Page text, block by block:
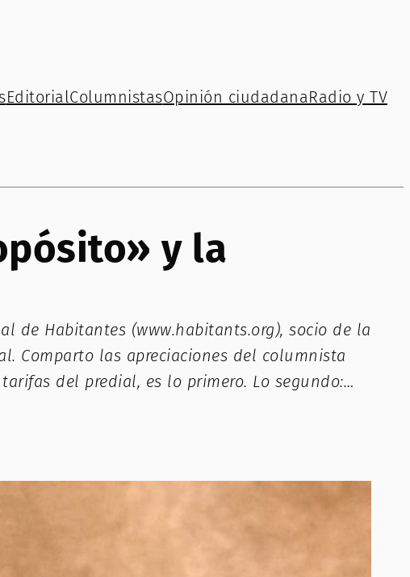
EditorialColumnistasOpinión ciudadanaRadio y TV
y la
de Habitantes (www.habitants.org), socio de la
Comparto las apreciaciones del columnista
del predial, es lo primero. Lo segundo:…